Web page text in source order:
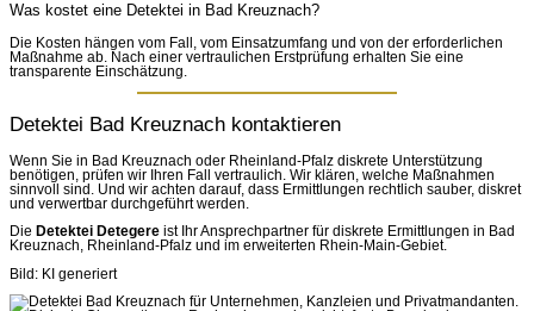
Was kostet eine Detektei in Bad Kreuznach?
Die Kosten hängen vom Fall, vom Einsatzumfang und von der erforderlichen
Maßnahme ab. Nach einer vertraulichen Erstprüfung erhalten Sie eine
transparente Einschätzung.
Detektei Bad Kreuznach kontaktieren
Wenn Sie in Bad Kreuznach oder Rheinland-Pfalz diskrete Unterstützung
benötigen, prüfen wir Ihren Fall vertraulich. Wir klären, welche Maßnahmen
sinnvoll sind. Und wir achten darauf, dass Ermittlungen rechtlich sauber, diskret
und verwertbar durchgeführt werden.
Die Detektei Detegere ist Ihr Ansprechpartner für diskrete Ermittlungen in Bad
Kreuznach, Rheinland-Pfalz und im erweiterten Rhein-Main-Gebiet.
Bild: KI generiert